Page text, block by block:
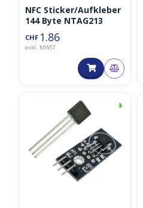
NFC Sticker/Aufkleber
144 Byte NTAG213
CHF 1.86
exkl. MWST
◑